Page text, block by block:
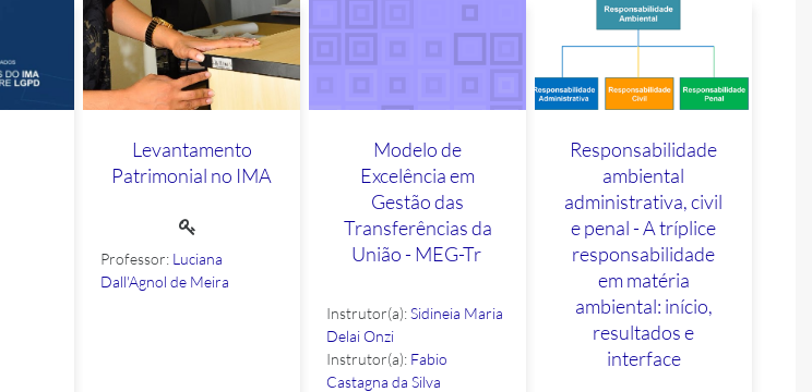
Levantamento
Patrimonial no IMA
Professor: Luciana
Dall'Agnol de Meira
Modelo de
Excelência em
Gestão das
Transferências da
União - MEG-Tr
Instrutor(a):Sidineia Maria
Delai Onzi
Instrutor(a): Fabio
Castagna da Silva
Responsabilidade
ambiental
administrativa, civil
e penal - A tríplice
responsabilidade
em matéria
ambiental: início,
resultados e
interface